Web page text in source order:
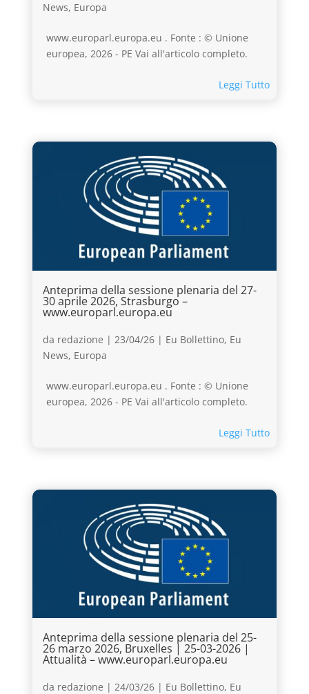
News, Europa
www.europarl.europa.eu . Fonte : © Unione
europea, 2026 - PE Vai all'articolo completo.
Leggi Tutto
Anteprima della sessione plenaria del 27-
30 aprile 2026, Strasburgo –
www.europarl.europa.eu
da redazione | 23/04/26| Eu Bollettino, Eu
News, Europa
www.europarl.europa.eu . Fonte : © Unione
europea, 2026 - PE Vai all'articolo completo.
Leggi Tutto
Anteprima della sessione plenaria del 25-
26 marzo 2026, Bruxelles | 25-03-2026 |
Attualità – www.europarl.europa.eu
da redazione | 24/03/26| Eu Bollettino, Eu